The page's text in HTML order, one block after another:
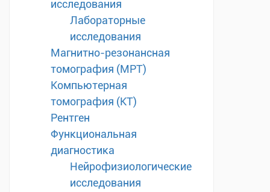
исследования
Лабораторные
исследования
Магнитно-резонансная
томография (МРТ)
Компьютерная
томография (КТ)
Рентген
Функциональная
диагностика
Нейрофизиологические
исследования